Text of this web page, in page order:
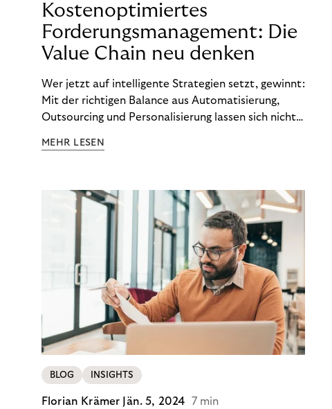
Kostenoptimiertes
Forderungsmanagement: Die
Value Chain neu denken
Wer jetzt auf intelligente Strategien setzt, gewinnt:
Mit der richtigen Balance aus Automatisierung,
Outsourcing und Personalisierung lassen sich nicht
Ergebnisse sichern. Riverty zeigt, wie Recovery-
MEHR LESEN
BLOG INSIGHTS
Florian Krämer Jän. 5, 2024 7 min